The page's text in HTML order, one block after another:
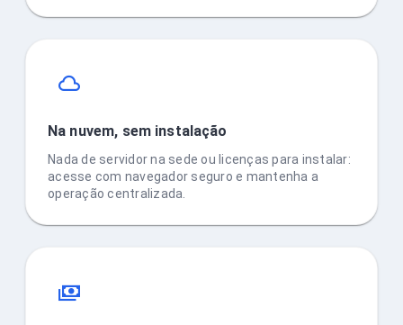
Na nuvem, sem instalação
Nada de servidor na sede ou licenças para instalar:
acesse com navegador seguro e mantenha a
operação centralizada.